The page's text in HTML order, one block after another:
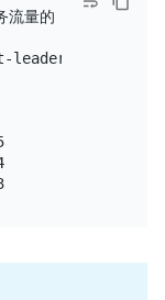
量的 AZ
LabelName
member leader_priority pdName3 3